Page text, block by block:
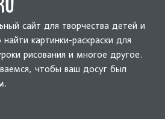
сайт для творчества детей и
картинки-раскраски для
рисования и многое другое.
чтобы ваш досуг был